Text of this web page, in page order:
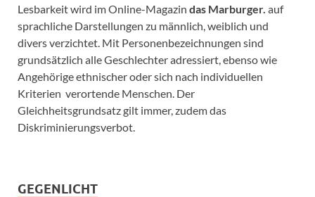
Lesbarkeit wird im Online-Magazin das Marburger. auf
sprachliche Darstellungen zu männlich, weiblich und
divers verzichtet. Mit Personenbezeichnungen sind
grundsätzlich alle Geschlechter adressiert, ebenso wie
Angehörige ethnischer oder sich nach individuellen
Kriterien verortende Menschen. Der
Gleichheitsgrundsatz gilt immer, zudem das
Diskriminierungsverbot.
GEGENLICHT